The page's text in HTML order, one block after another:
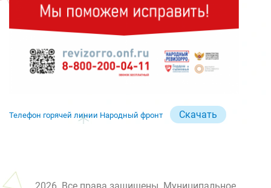
Телефон горячей линии Народный фронт Скачать